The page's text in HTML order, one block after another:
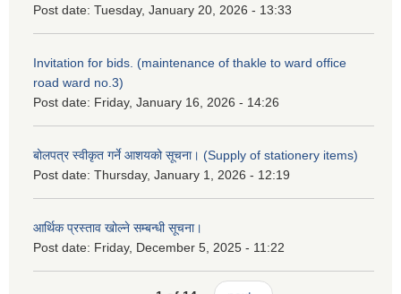
Post date: Tuesday, January 20, 2026 - 13:33
Invitation for bids. (maintenance of thakle to ward office
road ward no.3)
Post date: Friday, January 16, 2026 - 14:26
बोलपत्र स्वीकृत गर्ने आशयको सूचना। (Supply of stationery items)
Post date: Thursday, January 1, 2026 - 12:19
आर्थिक प्रस्ताव खोल्ने सम्बन्धी सूचना।
Post date: Friday, December 5, 2025 - 11:22